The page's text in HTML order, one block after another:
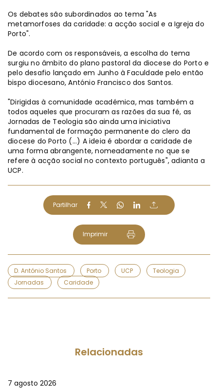
Os debates são subordinados ao tema "As
metamorfoses da caridade: a acção social e a Igreja do
Porto".
De acordo com os responsáveis, a escolha do tema
surgiu no âmbito do plano pastoral da diocese do Porto e
pelo desafio lançado em Junho à Faculdade pelo então
bispo diocesano, António Francisco dos Santos.
"Dirigidas à comunidade académica, mas também a
todos aqueles que procuram as razões da sua fé, as
Jornadas de Teologia são ainda uma iniciativa
fundamental de formação permanente do clero da
diocese do Porto (...) A ideia é abordar a caridade de
uma forma abrangente, nomeadamente no que se
refere à acção social no contexto português", adianta a
UCP.
Partilhar
Imprimir
D. António Santos Porto UCP
Teologia
Jornadas
Caridade
Relacionadas
7 agosto 2026